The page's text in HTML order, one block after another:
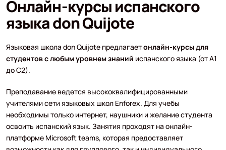
Онлайн-курсы испанского
языка don Quijote
Языковая школа don Quijote предлагаетонлайн-курсы для
студентов с любым уровнем знаний испанского языка (от A1
до С2).
Преподавание ведется высококвалифицированными
учителями сети языковых школ Enforex. Для учебы
необходимы только интернет, наушники и желание студента
освоить испанский язык. Занятия проходят на онлайн-
платформе Microsoft teams, которая предоставляет